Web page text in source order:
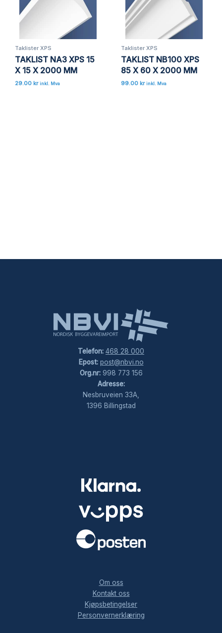
nettleseren for neste gang jeg kommenterer.
Taklister XPS
TAKLIST NA3 XPS 15
X 15 X 2000 MM
29.00 kr inkl. Mva
Taklister XPS
TAKLIST NB100 XPS
85 X 60 X 2000 MM
99.00 kr inkl. Mva
Telefon: 468 28 000
Epost: post@nbvi.no
Org.nr:998 773 156
Adresse:
Nesbruveien 33A,
1396 Billingstad
Om oss
Kontakt oss
Kjøpsbetingelser
Personvernerklæring